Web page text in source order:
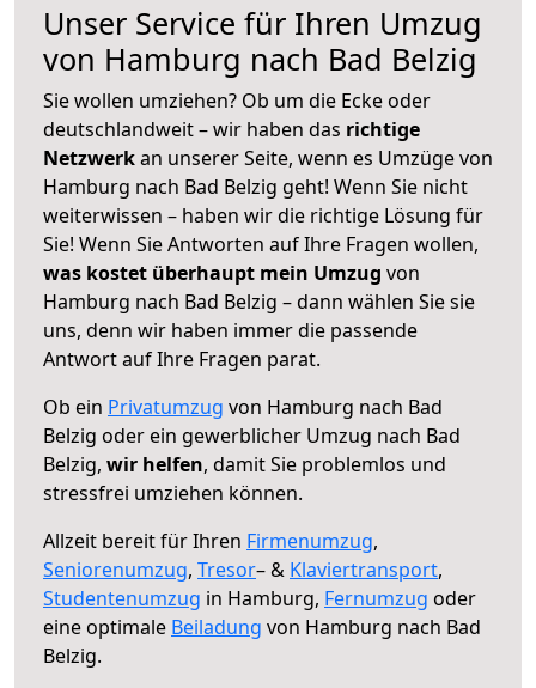
Unser Service für Ihren Umzug
von Hamburg nach Bad Belzig
Sie wollen umziehen? Ob um die Ecke oder
deutschlandweit – wir haben das richtige
Netzwerkan unserer Seite, wenn es Umzüge von
Hamburg nach Bad Belzig geht! Wenn Sie nicht
weiterwissen – haben wir die richtige Lösung für
Sie! Wenn Sie Antworten auf Ihre Fragen wollen,
was kostet überhaupt mein Umzug von
Hamburg nach Bad Belzig – dann wählen Sie sie
uns, denn wir haben immer die passende
Antwort auf Ihre Fragen parat.
Ob ein Privatumzug von Hamburg nach Bad
Belzig oder ein gewerblicher Umzug nach Bad
Belzig, wir helfen, damit Sie problemlos und
stressfrei umziehen können.
Allzeit bereit für Ihren Firmenumzug,
Seniorenumzug, Tresor– & Klaviertransport,
Studentenumzug in Hamburg, Fernumzug oder
eine optimale Beiladung von Hamburg nach Bad
Belzig.